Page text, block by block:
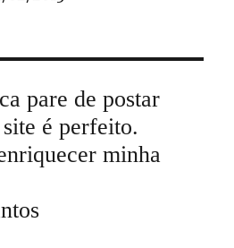
pare de postar
é perfeito.
minha